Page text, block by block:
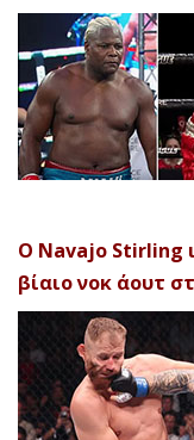
Ο Navajo Stirling
βίαιο νοκ άουτ